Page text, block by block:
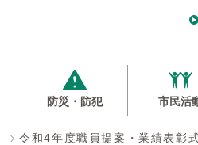
防災・防犯 市民活
令和4年度職員提案・業績表彰